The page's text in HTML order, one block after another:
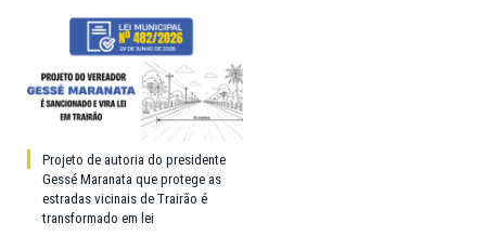
Projeto de autoria do presidente
Gessé Maranata que protege as
estradas vicinais de Trairão é
transformado em lei